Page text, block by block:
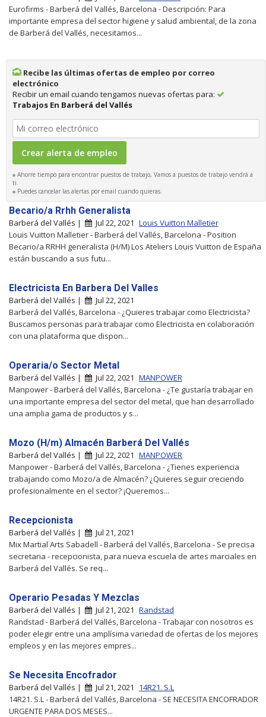
Eurofirms - Barberá del Vallés, Barcelona - Descripción: Para
importante empresa del sector higiene y salud ambiental, de la zona
de Barberá del Vallés, necesitamos...
Recibe las últimas ofertas de empleo por correo
electrónico
Recibir un email cuando tengamos nuevas ofertas para:
Trabajos En Barberá del Vallés
Ahorre tiempo para encontrar puestos de trabajo, Vamos a puestos de trabajo vendrá a
ti.
Puedes cancelar las alertas por email cuando quieras.
Becario/a Rrhh Generalista
Barberá del Vallés | Jul 22, 2021 Louis Vuitton Malletier
Louis Vuitton Malletier - Barberá del Vallés, Barcelona - Position
Becario/a RRHH generalista (H/M) Los Ateliers Louis Vuitton de España
están buscando a sus futu...
Electricista En Barbera Del Valles
Barberá del Vallés |
Jul 22, 2021
Barberá del Vallés, Barcelona - ¿Quieres trabajar como Electricista?
Buscamos personas para trabajar como Electricista en colaboración
con una plataforma que dispon...
Operaria/o Sector Metal
Barberá del Vallés | Jul 22, 2021 MANPOWER
Manpower - Barberá del Vallés, Barcelona - ¿Te gustaría trabajar en
una importante empresa del sector del metal, que han desarrollado
una amplia gama de productos y s...
Mozo (H/m) Almacén Barberá Del Vallés
Barberá del Vallés | Jul 22, 2021 MANPOWER
Manpower - Barberá del Vallés, Barcelona - ¿Tienes experiencia
trabajando como Mozo/a de Almacén? ¿Quieres seguir creciendo
profesionalmente en el sector? ¡Queremos...
Recepcionista
Barberá del Vallés |
Jul 21, 2021
Mix Martial Arts Sabadell - Barberá del Vallés, Barcelona - Se precisa
secretaria - recepcionista, para nueva escuela de artes marciales en
Barberá del Vallés. Se req...
Operario Pesadas Y Mezclas
Barberá del Vallés | Jul 21, 2021 Randstad
Randstad - Barberá del Vallés, Barcelona - Trabajar con nosotros es
poder elegir entre una amplísima variedad de ofertas de los mejores
empleos y en las mejores empres...
Se Necesita Encofrador
Barberá del Vallés | Jul 21, 2021
14R21. S.L
14R21. S.L - Barberá del Vallés, Barcelona - SE NECESITA ENCOFRADOR
URGENTE PARA DOS MESES...